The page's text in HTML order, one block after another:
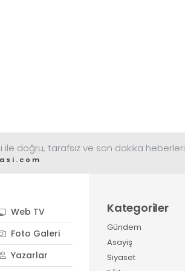
ile doğru, tarafsız ve son dakika heberleri
Web TV
Foto Galeri
Yazarlar
Kategoriler
Gündem
Asayiş
Siyaset